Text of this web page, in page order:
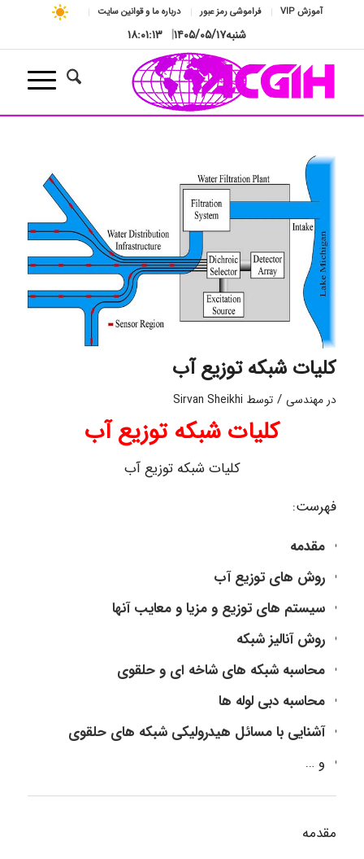
آموزش VIP فراموشی رمز عبور درباره ما و قوانین سایت
شنبه۱۴۰۵/۰۵/۱۷| ۱۸:۰۱:۱۴
کلیات شبکه توزیع آب
در مهندسی / توسط Sirvan Sheikhi
کلیات شبکه توزیع آب
کلیات شبکه توزیع آب
فهرست:
مقدمه
روش های توزیع آب
سیستم های توزیع و مزیا و معایب آنها
روش آنالیز شبکه
محاسبه شبکه های شاخه ای و حلقوی
محاسبه دبی لوله ها
آشنایی با مسائل هیدرولیکی شبکه های حلقوی
و …
مقدمه